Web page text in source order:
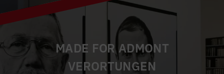
MADE FOR ADMONT
VERORTUNGEN